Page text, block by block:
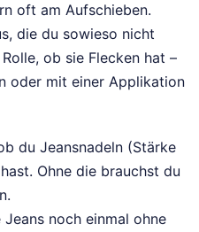
oft am Aufschieben.
die du sowieso nicht
ob sie Flecken hat –
oder mit einer Applikation
du Jeansnadeln (Stärke
Ohne die brauchst du
Jeans noch einmal ohne